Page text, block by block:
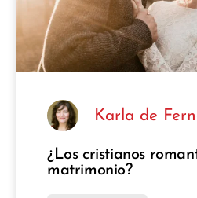
Karla de
¿Los cristianos
matrimonio?